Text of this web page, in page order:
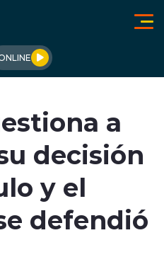
a
decisión
y el
defendió